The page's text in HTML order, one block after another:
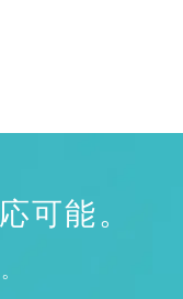
可能。